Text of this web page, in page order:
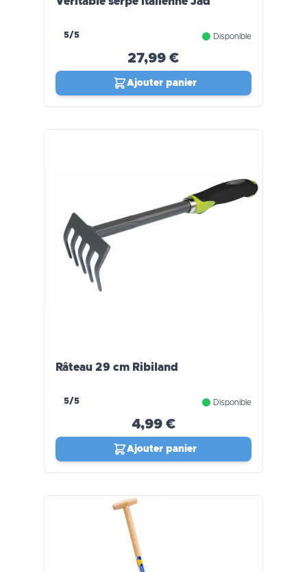
5/5 Disponible
27,99 €
Ajouter panier
Râteau 29 cm Ribiland
5/5 Disponible
4,99 €
Ajouter panier